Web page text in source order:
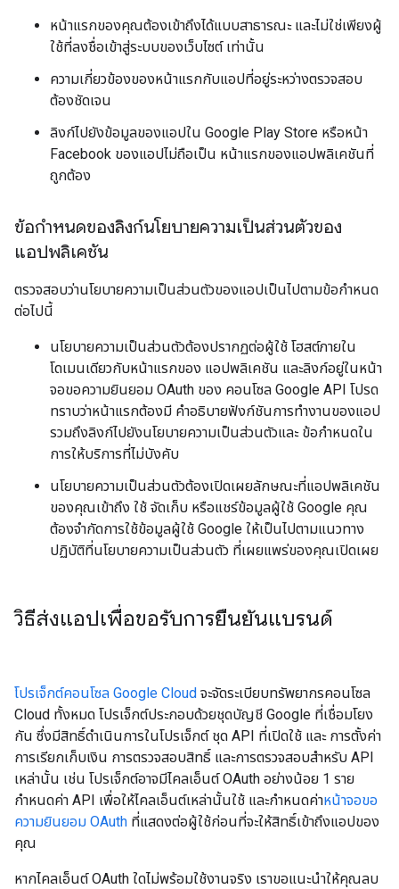
หน้าแรกของคุณต้องเข้าถึงได้แบบสาธารณะ และไม่ใช่เพียงผู้
ใช้ที่ลงชื่อเข้าสู่ระบบของเว็บไซต์ เท่านั้น
ความเกี่ยวข้องของหน้าแรกกับแอปที่อยู่ระหว่างตรวจสอบ
ต้องชัดเจน
ลิงก์ไปยังข้อมูลของแอปใน Google Play Store หรือหน้า
Facebook ของแอปไม่ถือเป็น หน้าแรกของแอปพลิเคชันที่
ถูกต้อง
ข้อกำหนดของลิงก์นโยบายความเป็นส่วนตัวของ
แอปพลิเคชัน
ตรวจสอบว่านโยบายความเป็นส่วนตัวของแอปเป็นไปตามข้อกำหนด
ต่อไปนี้
นโยบายความเป็นส่วนตัวต้องปรากฏต่อผู้ใช้ โฮสต์ภายใน
โดเมนเดียวกับหน้าแรกของ แอปพลิเคชัน และลิงก์อยู่ในหน้า
จอขอความยินยอม OAuth ของ คอนโซล Google API โปรด
ทราบว่าหน้าแรกต้องมี คำอธิบายฟังก์ชันการทำงานของแอป
รวมถึงลิงก์ไปยังนโยบายความเป็นส่วนตัวและ ข้อกำหนดใน
การให้บริการที่ไม่บังคับ
นโยบายความเป็นส่วนตัวต้องเปิดเผยลักษณะที่แอปพลิเคชัน
ของคุณเข้าถึง ใช้ จัดเก็บ หรือแชร์ข้อมูลผู้ใช้ Google คุณ
ต้องจำกัดการใช้ข้อมูลผู้ใช้ Google ให้เป็นไปตามแนวทาง
ปฏิบัติที่นโยบายความเป็นส่วนตัว ที่เผยแพร่ของคุณเปิดเผย
วิธีส่งแอปเพื่อขอรับการยืนยันแบรนด์
โปรเจ็กต์คอนโซล Google Cloud จะจัดระเบียบทรัพยากรคอนโซล
Cloud ทั้งหมด โปรเจ็กต์ประกอบด้วยชุดบัญชี Google ที่เชื่อมโยง
กัน ซึ่งมีสิทธิ์ดำเนินการในโปรเจ็กต์ ชุด API ที่เปิดใช้ และ การตั้งค่า
การเรียกเก็บเงิน การตรวจสอบสิทธิ์ และการตรวจสอบสำหรับ API
เหล่านั้น เช่น โปรเจ็กต์อาจมีไคลเอ็นต์ OAuth อย่างน้อย 1 ราย
กำหนดค่า API เพื่อให้ไคลเอ็นต์เหล่านั้นใช้ และกำหนดค่าหน้าจอขอ
ความยินยอม OAuth ที่แสดงต่อผู้ใช้ก่อนที่จะให้สิทธิ์เข้าถึงแอปของ
คุณ
หากไคลเอ็นต์ OAuth ใดไม่พร้อมใช้งานจริง เราขอแนะนำให้คุณลบ